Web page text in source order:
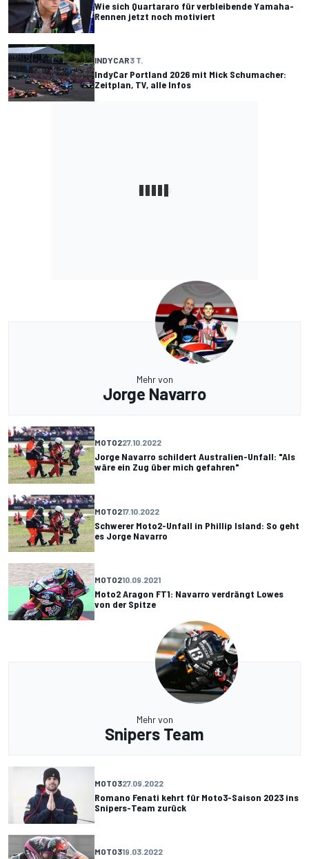
Wie sich Quartararo für verbleibende Yamaha-
Rennen jetzt noch motiviert
INDYCAR3 T.
IndyCar Portland 2026 mit Mick Schumacher:
Zeitplan, TV, alle Infos
Mehr von
Jorge Navarro
MOTO227.10.2022
Jorge Navarro schildert Australien-Unfall: "Als
wäre ein Zug über mich gefahren"
MOTO217.10.2022
Schwerer Moto2-Unfall in Phillip Island: So geht
es Jorge Navarro
MOTO210.09.2021
Moto2 Aragon FT1: Navarro verdrängt Lowes
von der Spitze
Mehr von
Snipers Team
MOTO327.09.2022
Romano Fenati kehrt für Moto3-Saison 2023 ins
Snipers-Team zurück
MOTO319.03.2022